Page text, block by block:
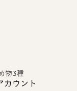
カウント
物3種